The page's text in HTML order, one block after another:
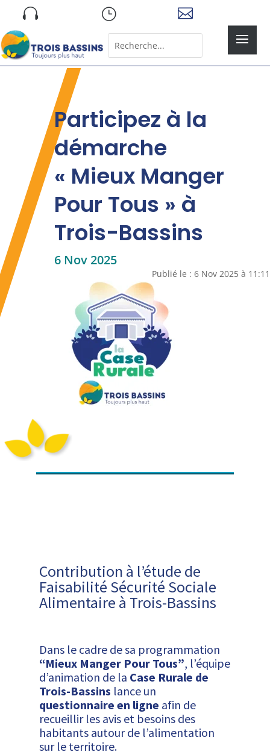
 } 
for...
Participez à la
démarche
« Mieux Manger
Pour Tous » à
Trois-Bassins
6 Nov 2025
Publié le : 6 Nov 2025 à 11:11
Contribution à l’étude de
Faisabilité Sécurité Sociale
Alimentaire à Trois-Bassins
Dans le cadre de sa programmation
“Mieux Manger Pour Tous”, l’équipe
d’animation de la Case Rurale de
Trois-Bassins lance un
questionnaire en ligne afin de
recueillir les avis et besoins des
habitants autour de l’alimentation
sur le territoire.